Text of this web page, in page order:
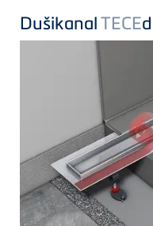
DušikanalTECE